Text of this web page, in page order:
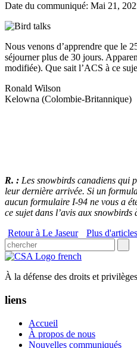
Date du communiqué: Mai 21,
Nous venons d’apprendre que le
séjourner plus de 30 jours.
modifiée). Que sait l’ACS à ce
Ronald Wilson
Kelowna (Colombie-Britannique)
R. : Les snowbirds canadiens qui
leur dernière arrivée. Si un
aucun formulaire I-94 ne vous a
ce sujet dans l’avis aux snowbirds
Retour à Le Jaseur
Plus d'articles
À la défense des droits et
liens
Accueil
À propos de nous
Nouvelles communiqués